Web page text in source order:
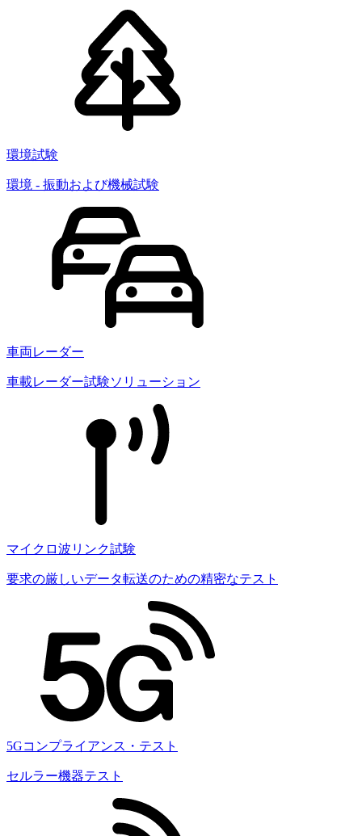
環境試験
環境 - 振動および機械試験
車両レーダー
車載レーダー試験ソリューション
マイクロ波リンク試験
要求の厳しいデータ転送のための精密なテスト
5Gコンプライアンス・テスト
セルラー機器テスト